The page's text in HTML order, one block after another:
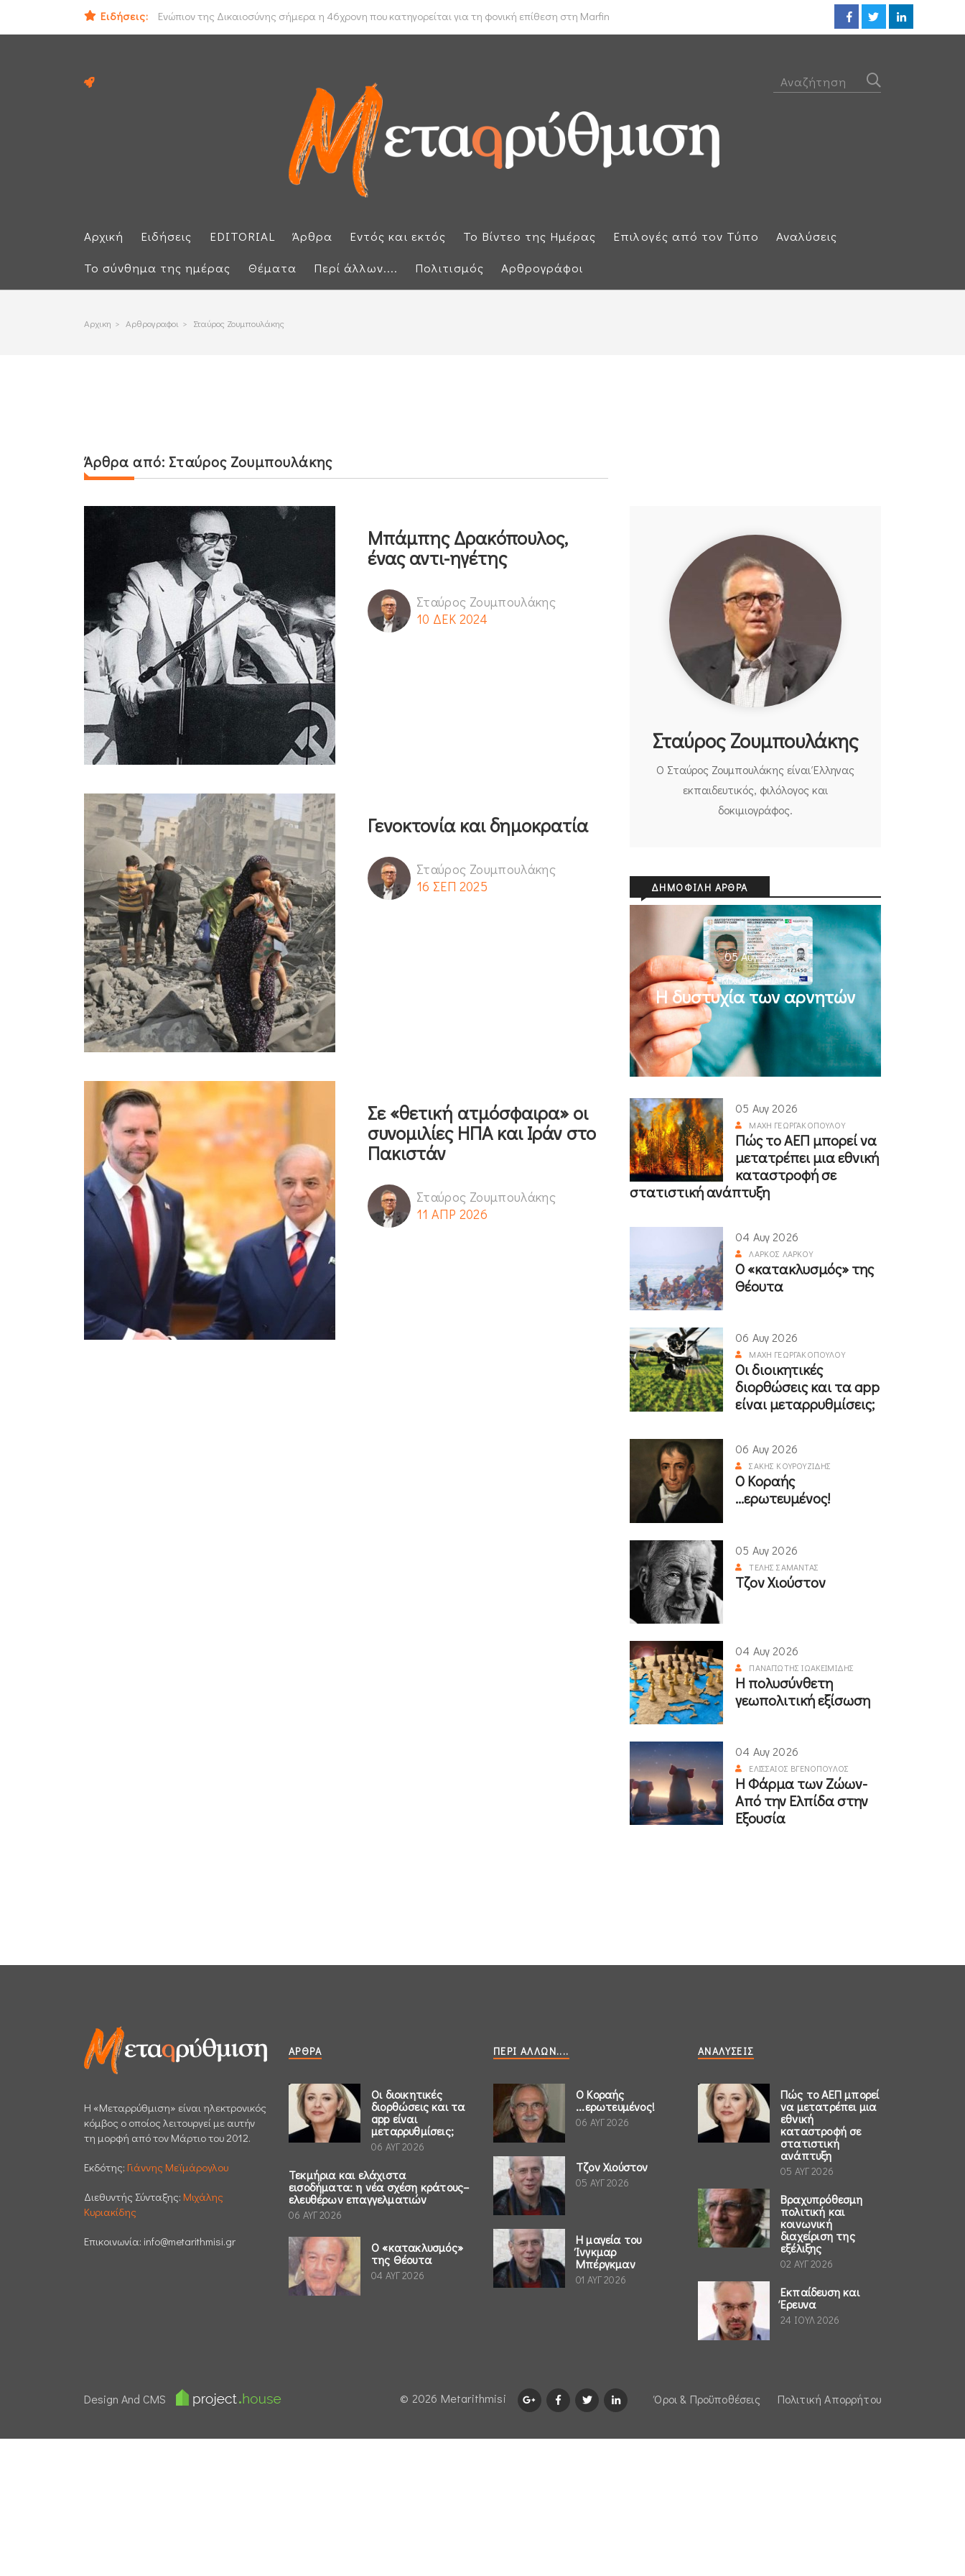
Ειδήσεις:
Ενώπιον της Δικαιοσύνης σήμερα η 46χρονη που κατηγορείται για τη φονική επίθεση στη Marfin
Ιράν και Ομάν συμφώνησαν για νέο δρομολόγιο πλοίων που θέλουν να διασχίσουν τα Στενά του Ορμούζ Ηλεκτρική διασύνδεση
Αρχική Ειδήσεις EDITORIAL Άρθρα Εντός και εκτός Το Βίντεο της Ημέρας Επιλογές από τον Τύπο
Αναλύσεις
Το σύνθημα της ημέρας
Θέματα Περί άλλων.... Πολιτισμός Αρθρογράφοι
Αρχικη > Αρθρογραφοι > Σταύρος Ζουμπουλάκης
Άρθρα από: Σταύρος Ζουμπουλάκης
Μπάμπης Δρακόπουλος,
ένας αντι-ηγέτης
Σταύρος Ζουμπουλάκης
10 ΔΕΚ 2024
Γενοκτονία και δημοκρατία
Σταύρος Ζουμπουλάκης
16 ΣΕΠ 2025
Σε «θετική ατμόσφαιρα» οι
συνομιλίες ΗΠΑ και Ιράν στο
Πακιστάν
Σταύρος Ζουμπουλάκης
11 ΑΠΡ 2026
Σταύρος Ζουμπουλάκης
Ο Σταύρος Ζουμπουλάκης είναι Έλληνας
εκπαιδευτικός, φιλόλογος και
δοκιμιογράφος.
ΔΗΜΟΦΙΛΉ ΆΡΘΡΑ
05 Αυγ 2026
ΜΙΧΆΛΗΣ ΚΥΡΙΑΚΊΔΗΣ
Η δυστυχία των αρνητών
05 Αυγ 2026
ΜΆΧΗ ΓΕΩΡΓΑΚΟΠΟΎΛΟΥ
Πώς το ΑΕΠ μπορεί να
μετατρέπει μια εθνική
καταστροφή σε
στατιστική ανάπτυξη
04 Αυγ 2026
ΛΆΡΚΟΣ ΛΆΡΚΟΥ
Ο «κατακλυσμός» της
Θέουτα
06 Αυγ 2026
ΜΆΧΗ ΓΕΩΡΓΑΚΟΠΟΎΛΟΥ
Οι διοικητικές
διορθώσεις και τα app
είναι μεταρρυθμίσεις;
06 Αυγ 2026
ΣΆΚΗΣ ΚΟΥΡΟΥΖΊΔΗΣ
Ο Κοραής
...ερωτευμένος!
05 Αυγ 2026
ΤΈΛΗΣ ΣΑΜΑΝΤΆΣ
Τζον Χιούστον
04 Αυγ 2026
ΠΑΝΑΓΙΏΤΗΣ ΙΩΑΚΕΙΜΊΔΗΣ
Η πολυσύνθετη
γεωπολιτική εξίσωση
04 Αυγ 2026
ΕΛΙΣΣΑΊΟΣ ΒΓΕΝΌΠΟΥΛΟΣ
Η Φάρμα των Ζώων-
Από την Ελπίδα στην
Εξουσία
H «Μεταρρύθμιση» είναι ηλεκτρονικός
κόμβος ο οποίος λειτουργεί με αυτήν
τη μορφή από τον Μάρτιο του 2012.
Εκδότης: Γιάννης Μεϊμάρογλου
Διεθυντής Σύνταξης: Μιχάλης
Κυριακίδης
Επικοινωνία: info@metarithmisi.gr
ΆΡΘΡΑ
Οι διοικητικές
διορθώσεις και τα
app είναι
μεταρρυθμίσεις;
06 ΑΥΓ 2026
Τεκμήρια και ελάχιστα
εισοδήματα: η νέα σχέση κράτους–
ελευθέρων επαγγελματιών
06 ΑΥΓ 2026
Ο «κατακλυσμός»
της Θέουτα
04 ΑΥΓ 2026
ΠΕΡΊ ΆΛΛΩΝ....
Ο Κοραής
...ερωτευμένος!
06 ΑΥΓ 2026
Τζον Χιούστον
05 ΑΥΓ 2026
Η μαγεία του
Ίνγκμαρ
Μπέργκμαν
01 ΑΥΓ 2026
ΑΝΑΛΎΣΕΙΣ
Πώς το ΑΕΠ μπορεί
να μετατρέπει μια
εθνική
καταστροφή σε
στατιστική
ανάπτυξη
05 ΑΥΓ 2026
Βραχυπρόθεσμη
πολιτική και
κοινωνική
διαχείριση της
εξέλιξης
02 ΑΥΓ 2026
Εκπαίδευση και
Έρευνα
24 ΙΟΥΛ 2026
Design And CMS Όροι & Προϋποθέσεις Πολιτική Απορρήτου
© 2026 Μetarithmisi